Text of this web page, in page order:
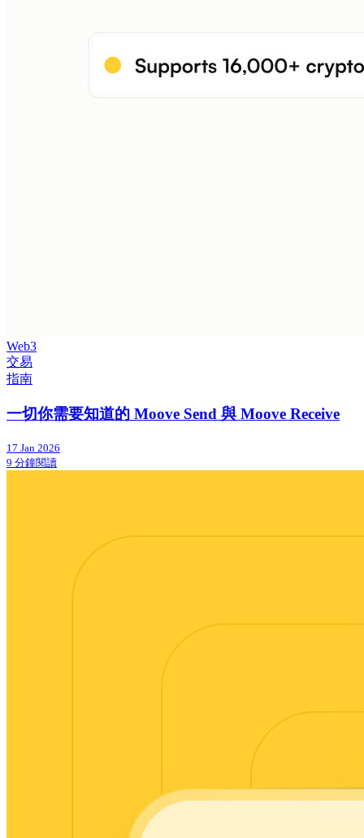
Web3
交易
指南
一切你需要知道的 Moove Send 與 Moove Receive
17 Jan 2026
9 分鐘閱讀